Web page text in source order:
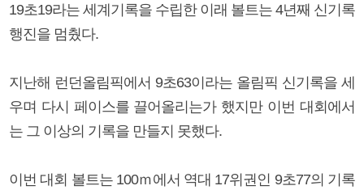
19초19라는 세계기록을 수립한 이래 볼트는 4년째 신기록
행진을 멈췄다.
지난해 런던올림픽에서 9초63이라는 올림픽 신기록을 세
우며 다시 페이스를 끌어올리는가 했지만 이번 대회에서
는 그 이상의 기록을 만들지 못했다.
이번 대회 볼트는 100ｍ에서 역대 17위권인 9초77의 기록